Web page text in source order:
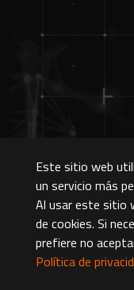
Este sitio web
un servicio más
Al usar este sitio
de cookies. Si
prefiere no
Política de